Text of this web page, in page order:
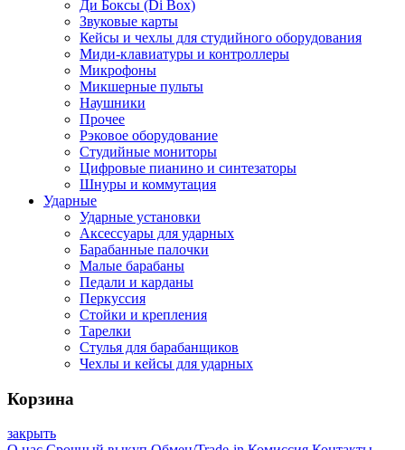
Ди Боксы (Di Box)
Звуковые карты
Кейсы и чехлы для студийного оборудования
Миди-клавиатуры и контроллеры
Микрофоны
Микшерные пульты
Наушники
Прочее
Рэковое оборудование
Студийные мониторы
Цифровые пианино и синтезаторы
Шнуры и коммутация
Ударные
Ударные установки
Аксессуары для ударных
Барабанные палочки
Малые барабаны
Педали и карданы
Перкуссия
Стойки и крепления
Тарелки
Стулья для барабанщиков
Чехлы и кейсы для ударных
Корзина
закрыть